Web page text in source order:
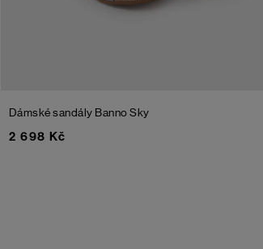
Dámské sandály BannoSky
2 698 Kč